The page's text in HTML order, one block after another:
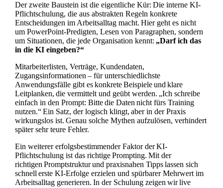
Der zweite Baustein ist die eigentliche Kür: Die interne KI-
Pflichtschulung, die aus abstrakten Regeln konkrete
Entscheidungen im Arbeitsalltag macht. Hier geht es nicht
um PowerPoint-Predigten, Lesen von Paragraphen, sondern
um Situationen, die jede Organisation kennt: „Darf ich das
in die KI eingeben?“
Mitarbeiterlisten, Verträge, Kundendaten,
Zugangsinformationen – für unterschiedlichste
Anwendungsfälle gibt es konkrete Beispiele und klare
Leitplanken, die vermittelt und geübt werden. „Ich schreibe
einfach in den Prompt: Bitte die Daten nicht fürs Training
nutzen.“ Ein Satz, der logisch klingt, aber in der Praxis
wirkungslos ist. Genau solche Mythen aufzulösen, verhindert
später sehr teure Fehler.
Ein weiterer erfolgsbestimmender Faktor der KI-
Pflichtschulung ist das richtige Prompting. Mit der
richtigen Promptstruktur und praxisnahen Tipps lassen sich
schnell erste KI-Erfolge erzielen und spürbarer Mehrwert im
Arbeitsalltag generieren. In der Schulung zeigen wir live